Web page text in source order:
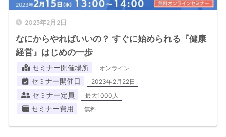
2023年2月2日
なにからやればいいの？ すぐに始められる『健康
経営』はじめの一歩
セミナー開催場所 オンライン
セミナー開催日 2023年2月22日
セミナー定員 最大1000人
セミナー費用 無料